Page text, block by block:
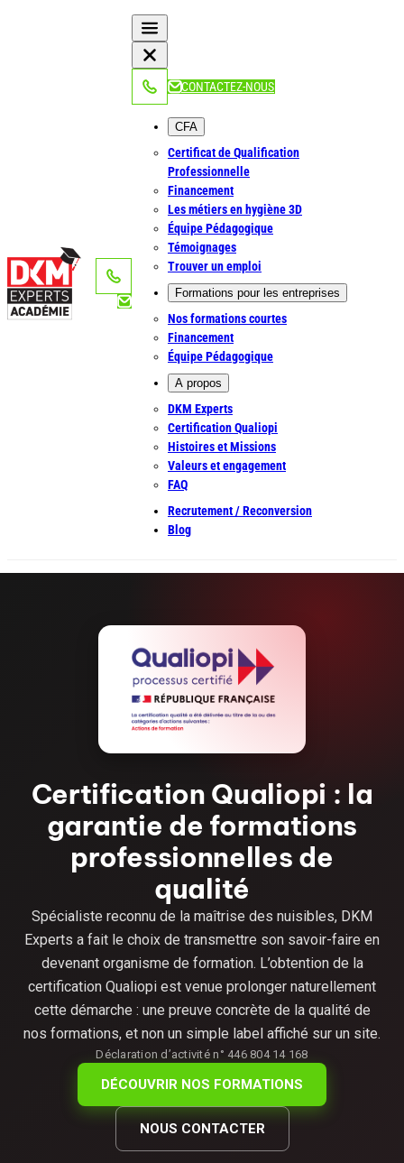
NOUS APPELER
NOUS APPELERCONTACTEZ-NOUS
CFA
Certificat de Qualification
Professionnelle
Financement
Les métiers en hygiène 3D
Équipe Pédagogique
Témoignages
Trouver un emploi
Formations pour les entreprises
Nos formations courtes
Financement
Équipe Pédagogique
A propos
DKM Experts
Certification Qualiopi
Histoires et Missions
Valeurs et engagement
FAQ
Recrutement / Reconversion
Blog
Certification Qualiopi : la
garantie de formations
professionnelles de
qualité
Spécialiste reconnu de la maîtrise des nuisibles, DKM
Experts a fait le choix de transmettre son savoir-faire en
devenant organisme de formation. L’obtention de la
certification Qualiopi est venue prolonger naturellement
cette démarche : une preuve concrète de la qualité de
nos formations, et non un simple label affiché sur un site.
Déclaration d’activité n° 446 804 14 168
DÉCOUVRIR NOS FORMATIONS
NOUS CONTACTER